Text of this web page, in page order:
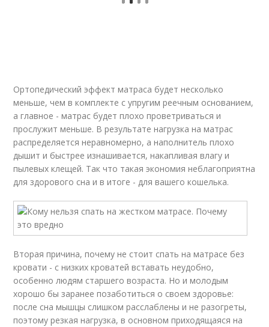
Ортопедический эффект матраса будет несколько
меньше, чем в комплекте с упругим реечным основанием,
а главное - матрас будет плохо проветриваться и
прослужит меньше. В результате нагрузка на матрас
распределяется неравномерно, а наполнитель плохо
дышит и быстрее изнашивается, накапливая влагу и
пылевых клещей. Так что такая экономия неблагоприятна
для здорового сна и в итоге - для вашего кошелька.
Вторая причина, почему не стоит спать на матрасе без
кровати - с низких кроватей вставать неудобно,
особенно людям старшего возраста. Но и молодым
хорошо бы заранее позаботиться о своем здоровье:
после сна мышцы слишком расслаблены и не разогреты,
поэтому резкая нагрузка, в основном приходящаяся на